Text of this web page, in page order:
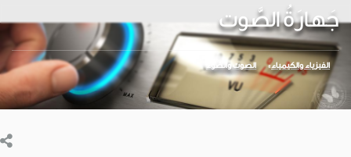
جَهارَةُ الصَّوت
الفيزياء والكيمياء الصوت والضوء